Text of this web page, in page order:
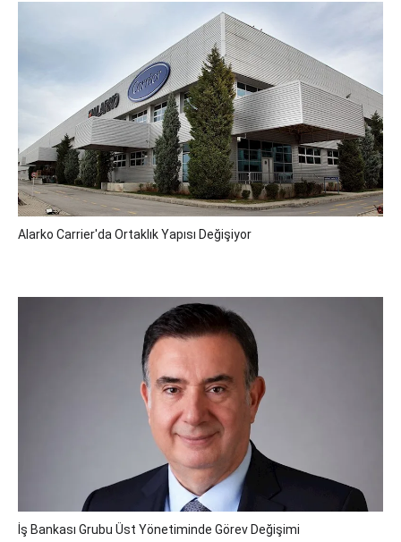
Alarko Carrier'da Ortaklık Yapısı Değişiyor
İş Bankası Grubu Üst Yönetiminde Görev Değişimi